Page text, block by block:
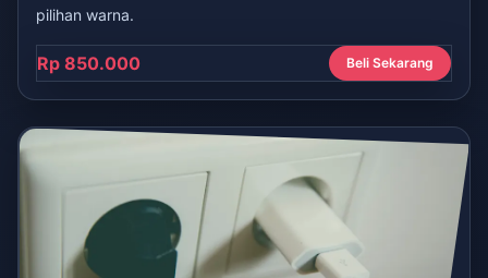
pilihan warna.
Rp 850.000 Beli Sekarang